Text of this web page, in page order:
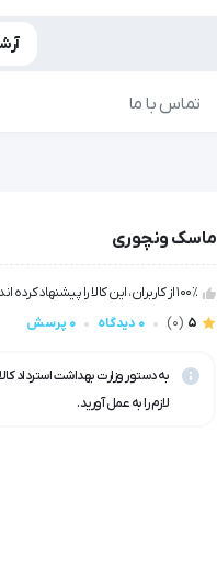
تماس با ما
ماسک ونچوری
100٪ از کاربران، این کالا را پیشنهاد کرده اند.
5
(0) 0 دیدگاه 0 پرسش
به دستور وزارت بهداشت استرداد
لازم را به عمل آورید.